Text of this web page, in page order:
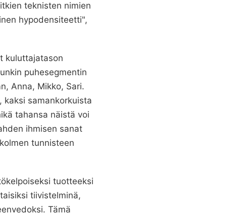
teknisten nimien
hypodensiteetti",
kuluttajatason
puhesegmentin
Anna, Mikko, Sari.
kaksi samankorkuista
tahansa näistä voi
ihmisen sanat
tunnisteen
tuotteeksi
tiivistelminä,
Tämä